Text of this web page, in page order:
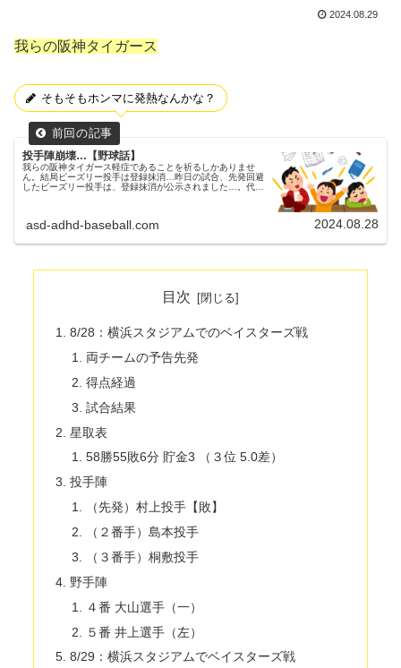
2024.08.29
我らの阪神タイガース
そもそもホンマに発熱なんかな？
投手陣崩壊…【野球話】
我らの阪神タイガース軽症であることを祈るしかありませ
ん。結局ビーズリー投手は登録抹消…昨日の試合、先発回避
したビーズリー投手は、登録抹消が公示されました…。代わ
asd-adhd-baseball.com 2024.08.28
目次
8/28：横浜スタジアムでのベイスターズ戦
両チームの予告先発
得点経過
試合結果
星取表
58勝55敗6分 貯金3 （３位 5.0差）
投手陣
（先発）村上投手【敗】
（２番手）島本投手
（３番手）桐敷投手
野手陣
４番 大山選手（一）
５番 井上選手（左）
8/29：横浜スタジアムでベイスターズ戦